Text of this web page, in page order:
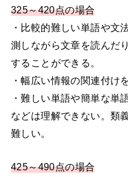
325～420点の場合
・比較的難しい単語や文
測しながら文章を読んだ
することができる。
・幅広い情報の関連付け
・難しい単語や簡単な単
などは理解できない。類
難しい。
425～490点の場合